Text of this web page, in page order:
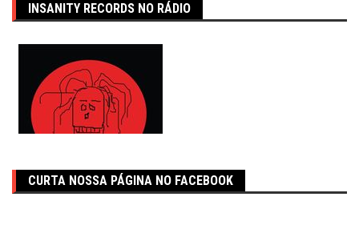
INSANITY RECORDS NO RÁDIO
CURTA NOSSA PÁGINA NO FACEBOOK